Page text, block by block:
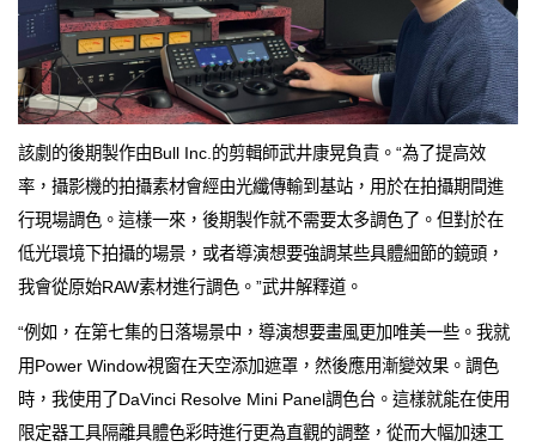
該劇的後期製作由Bull Inc.的剪輯師武井康晃負責。“為了提高效
率，攝影機的拍攝素材會經由光纖傳輸到基站，用於在拍攝期間進
行現場調色。這樣一來，後期製作就不需要太多調色了。但對於在
低光環境下拍攝的場景，或者導演想要強調某些具體細節的鏡頭，
我會從原始RAW素材進行調色。”武井解釋道。
“例如，在第七集的日落場景中，導演想要畫風更加唯美一些。我就
用Power Window視窗在天空添加遮罩，然後應用漸變效果。調色
時，我使用了DaVinci Resolve Mini Panel調色台。這樣就能在使用
限定器工具隔離具體色彩時進行更為直觀的調整，從而大幅加速工